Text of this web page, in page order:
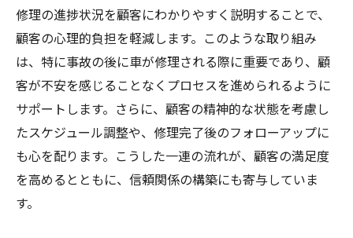
修理の進捗状況を顧客にわかりやすく説明することで、
顧客の心理的負担を軽減します。このような取り組み
は、特に事故の後に車が修理される際に重要であり、顧
客が不安を感じることなくプロセスを進められるように
サポートします。さらに、顧客の精神的な状態を考慮し
たスケジュール調整や、修理完了後のフォローアップに
も心を配ります。こうした一連の流れが、顧客の満足度
を高めるとともに、信頼関係の構築にも寄与していま
す。